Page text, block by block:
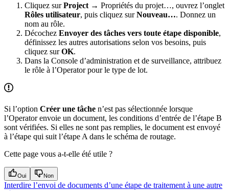
Cliquez surProject → Propriétés du projet…, ouvrez l’onglet
Rôles utilisateur, puis cliquez surNouveau…. Donnez un
nom au rôle.
Décochez Envoyer des tâches vers toute étape disponible,
définissez les autres autorisations selon vos besoins, puis
cliquez surOK.
Dans la Console d’administration et de surveillance, attribuez
le rôle à l’Operator pour le type de lot.
Si l’option Créer une tâche n’est pas sélectionnée lorsque
l’Operator envoie un document, les conditions d’entrée de l’étape B
sont vérifiées. Si elles ne sont pas remplies, le document est envoyé
à l’étape qui suit l’étape A dans le schéma de routage.
Cette page vous a-t-elle été utile ?
Oui Non
Interdire l’envoi de documents d’une étape de traitement à une autre